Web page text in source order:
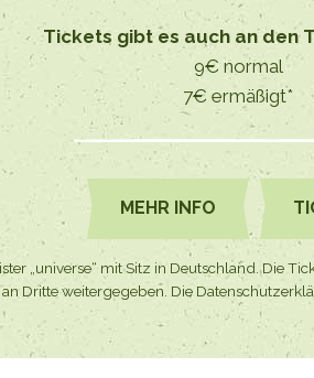
Tickets gibt es auch an den
9€ normal
7€ ermäßigt*
MEHR INFO
„universe“ mit Sitz in Deutschland. Die
Dritte weitergegeben. Die